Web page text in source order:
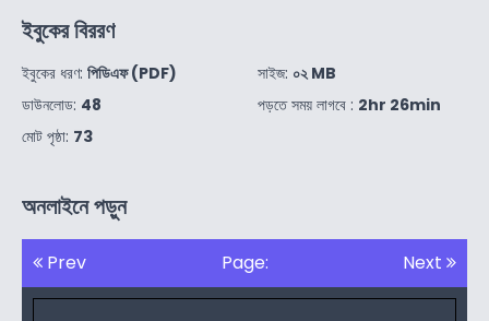
ইবুকের বিররণ
ইবুকের ধরণ: পিডিএফ (PDF)
ডাউনলোড: 48
মোট পৃষ্ঠা: 73
সাইজ: ০২ MB
পড়তে সময় লাগবে : 2hr 26min
অনলাইনে পড়ুন
Prev Page: Next